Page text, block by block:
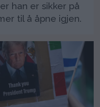
han er sikker på
til å åpne igjen.